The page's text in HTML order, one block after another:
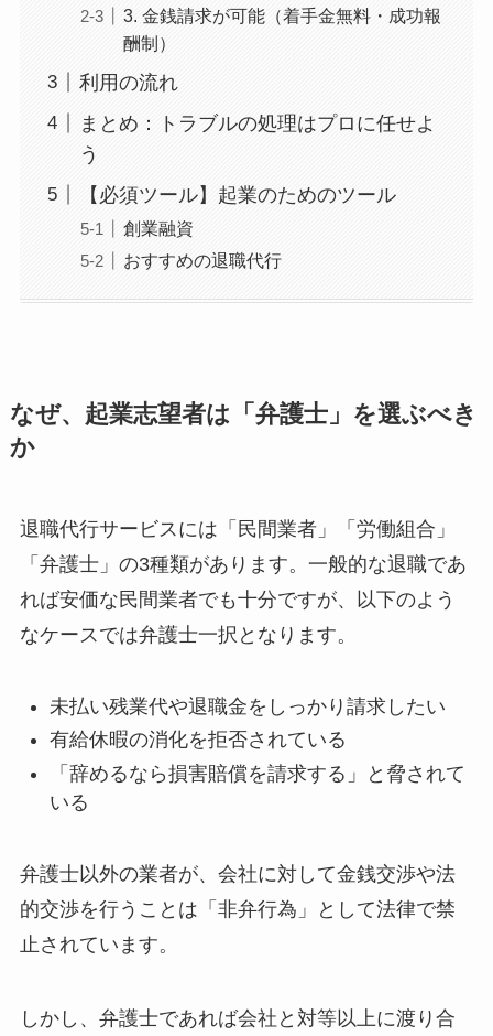
3. 金銭請求が可能（着手金無料・成功報
酬制）
利用の流れ
まとめ：トラブルの処理はプロに任せよ
う
【必須ツール】起業のためのツール
創業融資
おすすめの退職代行
なぜ、起業志望者は「弁護士」を選ぶべき
か
退職代行サービスには「民間業者」「労働組合」
「弁護士」の3種類があります。一般的な退職であ
れば安価な民間業者でも十分ですが、以下のよう
なケースでは弁護士一択となります。
未払い残業代や退職金をしっかり請求したい
有給休暇の消化を拒否されている
「辞めるなら損害賠償を請求する」と脅されて
いる
弁護士以外の業者が、会社に対して金銭交渉や法
的交渉を行うことは「非弁行為」として法律で禁
止されています。
しかし、弁護士であれば会社と対等以上に渡り合